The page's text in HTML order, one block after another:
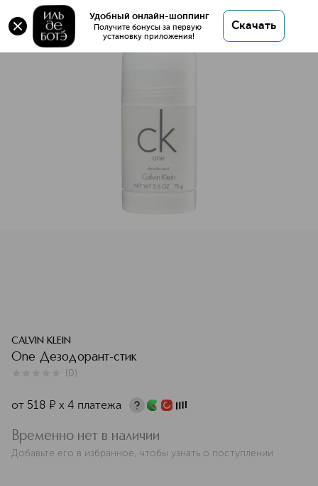
Удобный онлайн-шоппинг
Получите бонусы за первую
установку приложения!
Скачать
One Дезодорант-стик
CALVIN KLEIN
One Дезодорант-стик
(0)
от 518 ¤ х 4 платежа
Временно нет в наличии
Добавьте его в избранное, чтобы узнать о поступлении